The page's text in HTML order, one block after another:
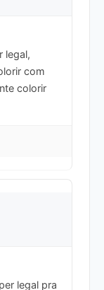
legal,
com
colorir
legal pra